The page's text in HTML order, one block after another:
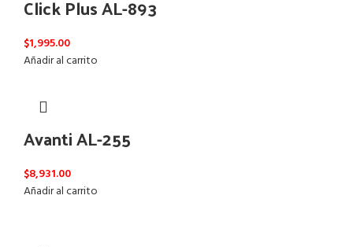
Click Plus AL-893
$1,995.00
Añadir al carrito
Avanti AL-255
$8,931.00
Añadir al carrito